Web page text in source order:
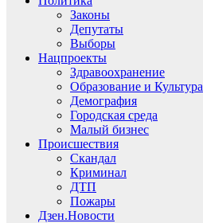
Законы
Депутаты
Выборы
Нацпроекты
Здравоохранение
Образование и Культура
Демография
Городская среда
Малый бизнес
Происшествия
Скандал
Криминал
ДТП
Пожары
Дзен.Новости